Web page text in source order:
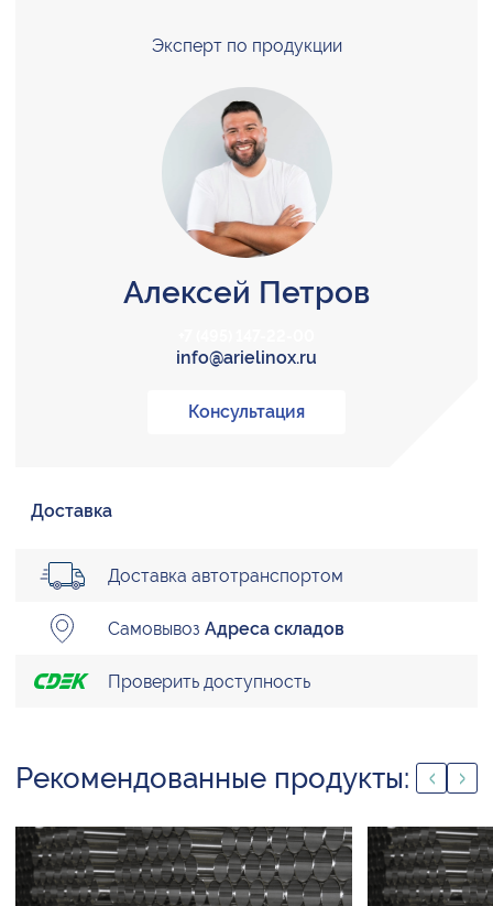
Эксперт по продукции
Алексей Петров
info@arielinox.ru
Консультация
Доставка
Доставка автотранспортом
Самовывоз Адреса складов
Проверить доступность
Рекомендованные продукты: